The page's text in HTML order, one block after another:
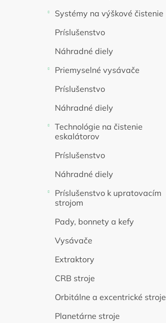
Systémy na výškové čistenie
Príslušenstvo
Náhradné diely
Priemyselné vysávače
Príslušenstvo
Náhradné diely
Technológie na čistenie
eskalátorov
Príslušenstvo
Náhradné diely
Príslušenstvo k upratovacím
strojom
Pady, bonnety a kefy
Vysávače
Extraktory
CRB stroje
Orbitálne a excentrické stroje
Planetárne stroje